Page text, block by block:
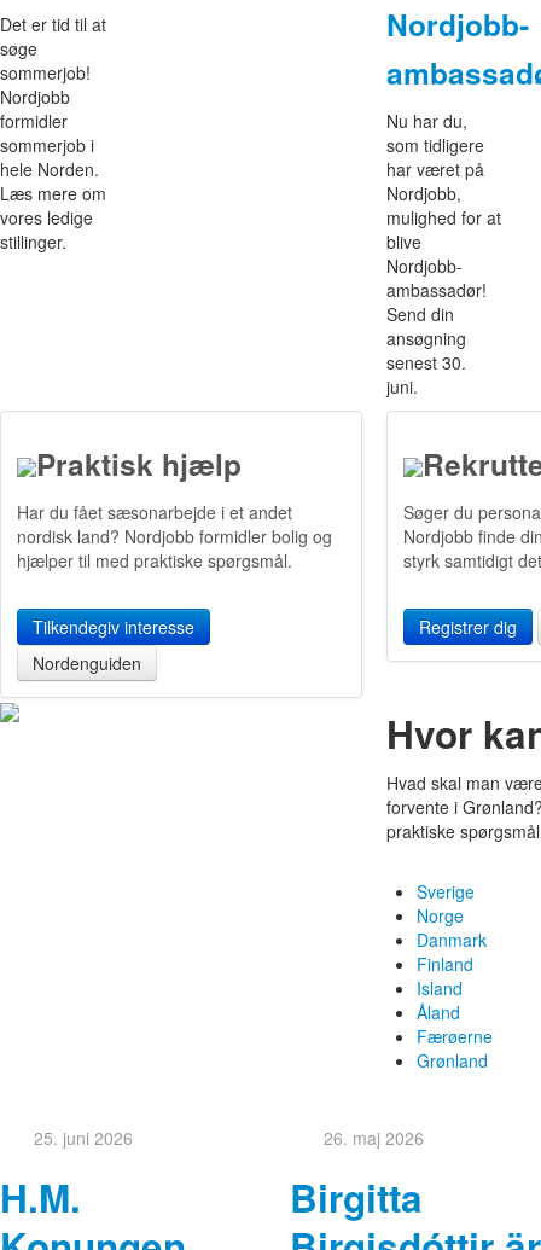
Det er tid til at
søge
sommerjob!
Nordjobb
formidler
sommerjob i
hele Norden.
Læs mere om
vores ledige
stillinger.
Nordjobb­­
Nu har du,
som tidligere
har været på
Nordjobb,
mulighed for at
blive
Nordjobb­
ambassadør!
Send din
ansøgning
senest 30.
juni.
Praktisk hjælp
Har du fået sæsonarbejde i et andet
nordisk land? Nordjobb formidler bolig og
hjælper til med praktiske spørgsmål.
Tilkendegiv interesse
Nordenguiden
Søger du
Nordjobb finde
styrk samtidigt
Registrer dig
Hvor
Hvad skal man
forvente i
praktiske
Sverige
Norge
Danmark
Finland
Island
Åland
Færøerne
Grønland
25. juni 2026
H.M.
26. maj 2026
Birgitta